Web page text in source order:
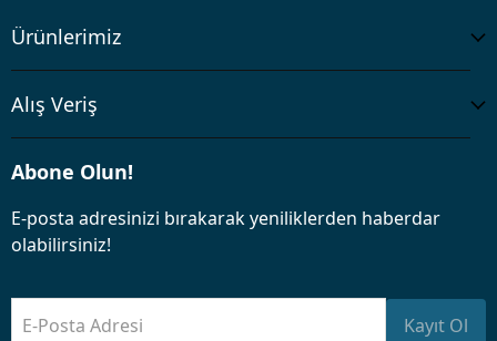
Ürünlerimiz
Alış Veriş
Abone Olun!
E-posta adresinizi bırakarak yeniliklerden haberdar
olabilirsiniz!
E-Posta Adresi Kayıt Ol